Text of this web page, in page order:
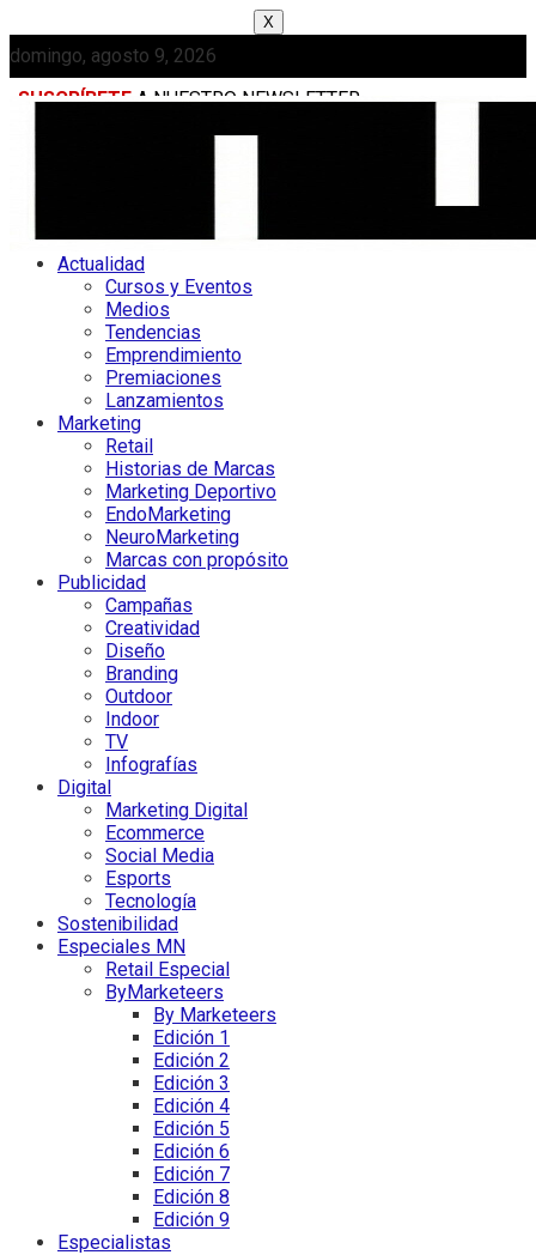
X
domingo, agosto 9, 2026
SUSCRÍBETE A NUESTRO NEWSLETTER
Actualidad
Cursos y Eventos
Medios
Tendencias
Emprendimiento
Premiaciones
Lanzamientos
Marketing
Retail
Historias de Marcas
Marketing Deportivo
EndoMarketing
NeuroMarketing
Marcas con propósito
Publicidad
Campañas
Creatividad
Diseño
Branding
Outdoor
Indoor
TV
Infografías
Digital
Marketing Digital
Ecommerce
Social Media
Esports
Tecnología
Sostenibilidad
Especiales MN
Retail Especial
ByMarketeers
By Marketeers
Edición 1
Edición 2
Edición 3
Edición 4
Edición 5
Edición 6
Edición 7
Edición 8
Edición 9
Especialistas